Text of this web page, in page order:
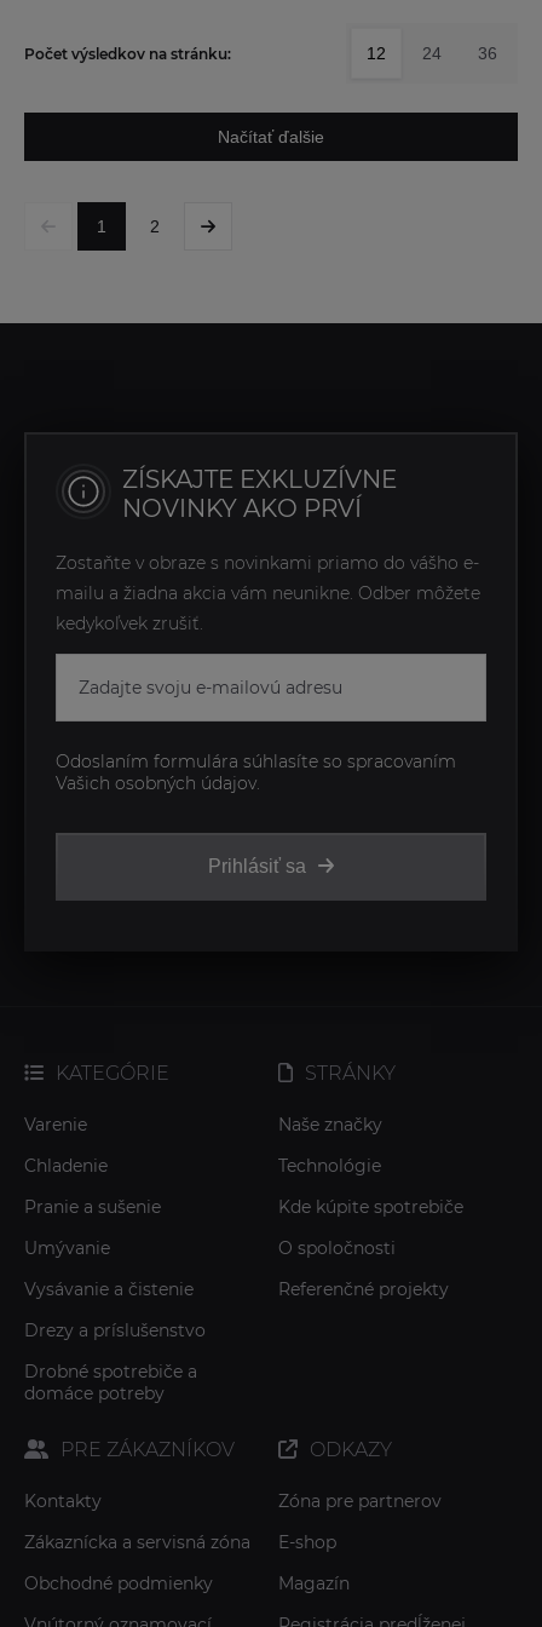
Načítať ďalšie
1 2
Počet výsledkov na stránku: 12 24 36
ZÍSKAJTE EXKLUZÍVNE
NOVINKY AKO PRVÍ
Zostaňte v obraze s novinkami priamo do vášho e-
mailu a žiadna akcia vám neunikne. Odber môžete
kedykoľvek zrušiť.
Prihlásiť sa
Odoslaním formulára súhlasíte so spracovaním
Vašich osobných údajov.
KATEGÓRIE
Varenie
Chladenie
Pranie a sušenie
Umývanie
Vysávanie a čistenie
Drezy a príslušenstvo
Drobné spotrebiče a
domáce potreby
STRÁNKY
Naše značky
Technológie
Kde kúpite spotrebiče
O spoločnosti
Referenčné projekty
PRE ZÁKAZNÍKOV
Kontakty
Zákaznícka a servisná zóna
Obchodné podmienky
ODKAZY
Zóna pre partnerov
E-shop
Magazín